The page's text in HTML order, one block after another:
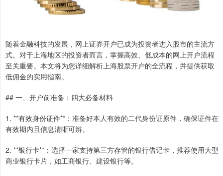
随着金融科技的发展，网上证券开户已成为投资者进入股市的主流方
式。对于上海地区的投资者而言，掌握高效、低成本的网上开户流程
至关重要。本文将为您详细解析上海股票开户的全流程，并提供获取
低佣金的实用指南。
## 一、开户前准备：四大必备材料
1. **有效身份证件**：准备好本人有效的二代身份证原件，确保证件在
有效期内且信息清晰可辨。
2. **银行卡**：选择一家支持第三方存管的银行借记卡，推荐使用大型
商业银行卡片，如工商银行、建设银行等。